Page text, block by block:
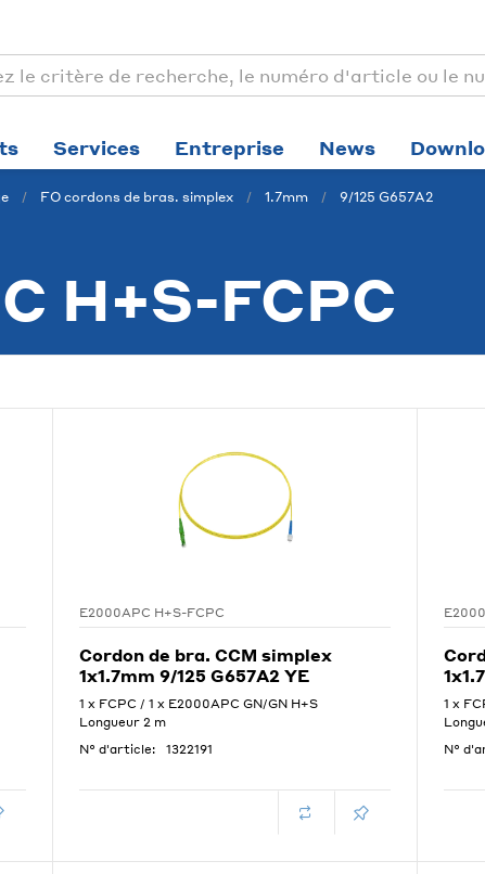
Services Entreprise News
FO cordons de bras. simplex 1.7mm 9/125 G657A2
H+S-FCPC
E2000APC H+S-FCPC
Cordon de bra. CCM simplex
1x1.7mm 9/125 G657A2 YE
1 x FCPC / 1 x E2000APC GN/GN H+S
Longueur 2 m
N° d'article:
1322191
1 x
N°